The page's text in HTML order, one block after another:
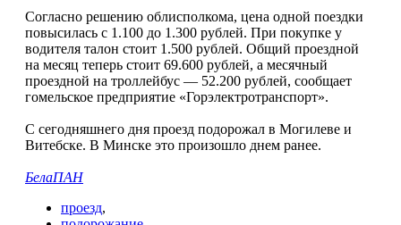
Согласно решению облисполкома, цена одной поездки
повысилась с 1.100 до 1.300 рублей. При покупке у
водителя талон стоит 1.500 рублей. Общий проездной
на месяц теперь стоит 69.600 рублей, а месячный
проездной на троллейбус — 52.200 рублей, сообщает
гомельское предприятие «Горэлектротранспорт».
С сегодняшнего дня проезд подорожал в Могилеве и
Витебске. В Минске это произошло днем ранее.
БелаПАН
проезд,